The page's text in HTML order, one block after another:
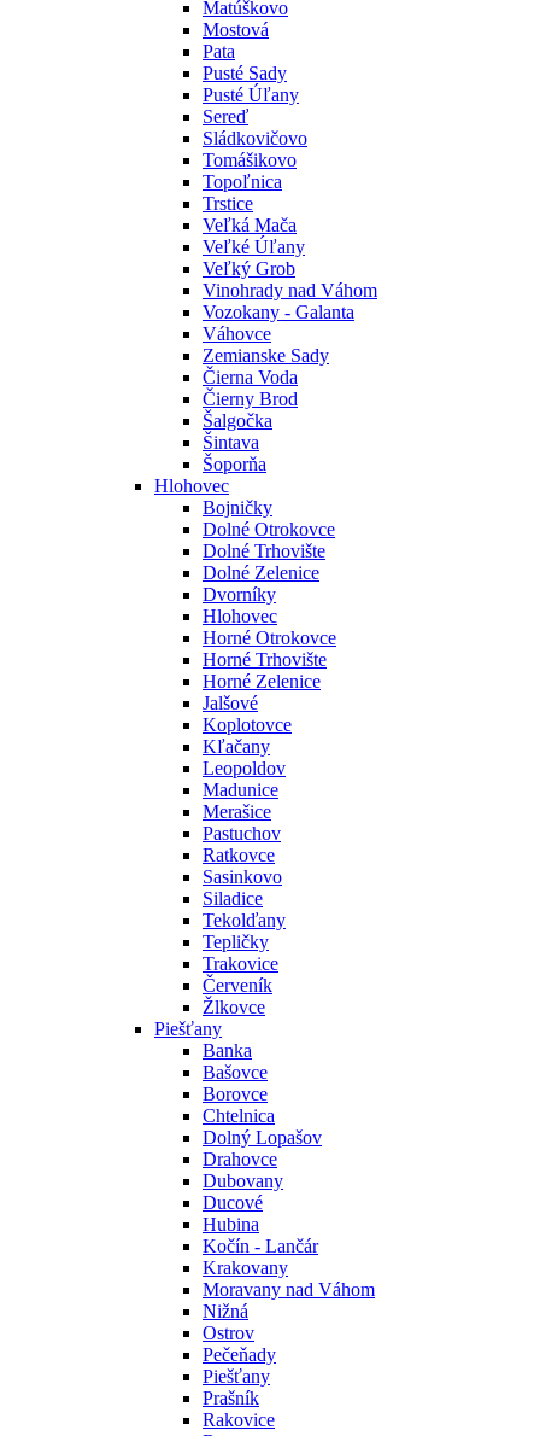
Matúškovo
Mostová
Pata
Pusté Sady
Pusté Úľany
Sereď
Sládkovičovo
Tomášikovo
Topoľnica
Trstice
Veľká Mača
Veľké Úľany
Veľký Grob
Vinohrady nad Váhom
Vozokany - Galanta
Váhovce
Zemianske Sady
Čierna Voda
Čierny Brod
Šalgočka
Šintava
Šoporňa
Hlohovec
Bojničky
Dolné Otrokovce
Dolné Trhovište
Dolné Zelenice
Dvorníky
Hlohovec
Horné Otrokovce
Horné Trhovište
Horné Zelenice
Jalšové
Koplotovce
Kľačany
Leopoldov
Madunice
Merašice
Pastuchov
Ratkovce
Sasinkovo
Siladice
Tekolďany
Tepličky
Trakovice
Červeník
Žlkovce
Piešťany
Banka
Bašovce
Borovce
Chtelnica
Dolný Lopašov
Drahovce
Dubovany
Ducové
Hubina
Kočín - Lančár
Krakovany
Moravany nad Váhom
Nižná
Ostrov
Pečeňady
Piešťany
Prašník
Rakovice